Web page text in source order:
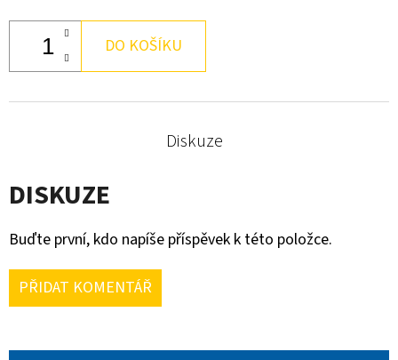
DO KOŠÍKU
Diskuze
DISKUZE
Buďte první, kdo napíše příspěvek k této položce.
PŘIDAT KOMENTÁŘ